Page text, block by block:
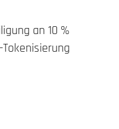
an 10 %